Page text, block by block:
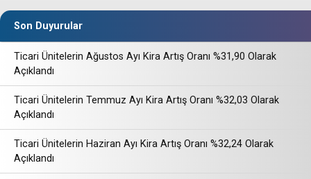
Son Duyurular
Ticari Ünitelerin Ağustos Ayı Kira Artış Oranı %31,90 Olarak
Açıklandı
Ticari Ünitelerin Temmuz Ayı Kira Artış Oranı %32,03 Olarak
Açıklandı
Ticari Ünitelerin Haziran Ayı Kira Artış Oranı %32,24 Olarak
Açıklandı